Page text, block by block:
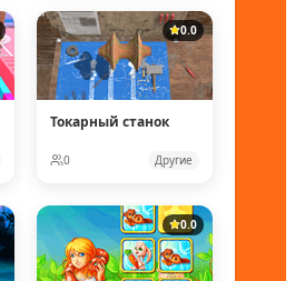
0.0
Токарный станок
0 Другие
0.0